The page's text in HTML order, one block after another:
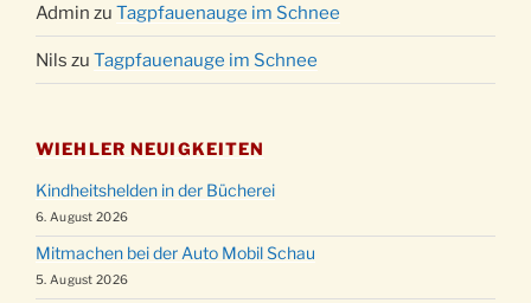
Admin zu Tagpfauenauge im Schnee
Nils zu Tagpfauenauge im Schnee
WIEHLER NEUIGKEITEN
Kindheitshelden in der Bücherei
6. August 2026
Mitmachen bei der Auto Mobil Schau
5. August 2026